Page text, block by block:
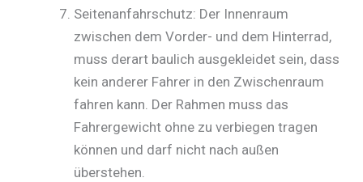
Seitenanfahrschutz: Der Innenraum
zwischen dem Vorder- und dem Hinterrad,
muss derart baulich ausgekleidet sein, dass
kein anderer Fahrer in den Zwischenraum
fahren kann. Der Rahmen muss das
Fahrergewicht ohne zu verbiegen tragen
können und darf nicht nach außen
überstehen.